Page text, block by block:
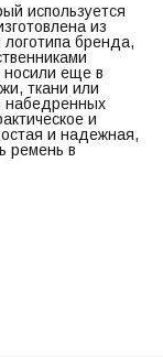
используется
из
логотипа бренда,
носили еще в
ткани или
набедренных
и
и надежная,
ремень в